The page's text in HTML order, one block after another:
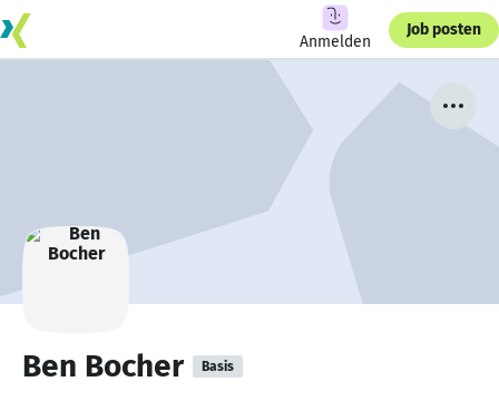
Anmelden
Job posten
Ben Bocher Basis